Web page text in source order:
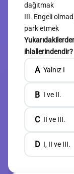
dağıtmak
III. Engeli
park etmek
ihlallerindendir?
A Yalnız I
B I ve II.
C II ve III.
D I, II ve III.